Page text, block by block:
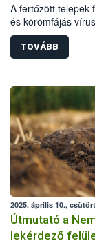
A fertőzött telepek
és körömfájás
annak
védő- és
területeken: a
állatgondozási
laborvizsgálat
negatív
TOVÁBB
2025. április 10.,
Útmutató a
lekérdező